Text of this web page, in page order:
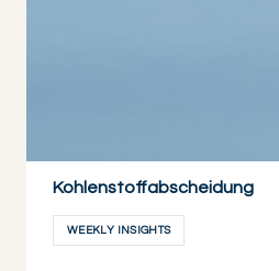
Kohlenstoffabscheidung
WEEKLY INSIGHTS